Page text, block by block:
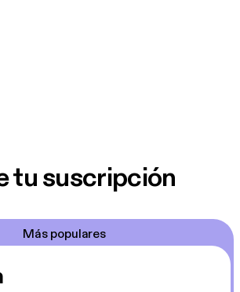
tu suscripción
Más populares